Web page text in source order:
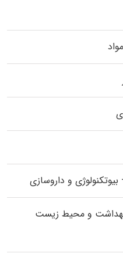
و داروسازی
بهداشت و محیط زیست